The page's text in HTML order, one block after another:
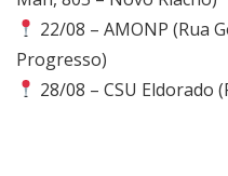
22/08 – AMONP (Rua
Progresso)
28/08 – CSU Eldorado